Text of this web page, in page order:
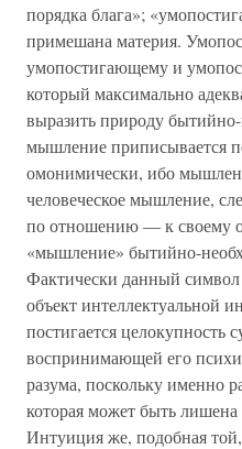
порядка блага»;
примешана материя.
умопостигающему и
который максимально
выразить природу
мышление приписывается
омонимически, ибо
человеческое мышление,
по отношению — к своему
«мышление» бытийно-
Фактически данный
объект интеллектуальной
постигается целокупность
воспринимающей его
разума, поскольку именно
которая может быть лишена
Интуиция же, подобная